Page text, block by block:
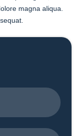
quis nostrud consequat.